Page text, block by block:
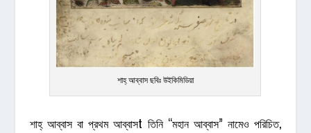
শাহ্‌ আব্বাস ছবিঃ উইকিমিডিয়া
শাহ্‌ আব্বাস বা প্রথম আব্বাসt তিনি “মহান আব্বাস” নামেও পরিচিত,